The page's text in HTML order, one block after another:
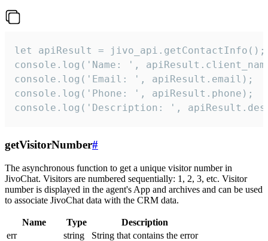
let apiResult = jivo_api.getContactInfo();
console.log('Name: ',
console.log('Email: ', apiResult.email);
console.log('Phone: ', apiResult.phone);
console.log('Description: ',
getVisitorNumber#
The asynchronous function to get a unique visitor number in
JivoChat. Visitors are numbered sequentially: 1, 2, 3, etc. Visitor
number is displayed in the agent's App and archives and can be used
to associate JivoChat data with the CRM data.
Name Type
Description
err
string
String that contains the error